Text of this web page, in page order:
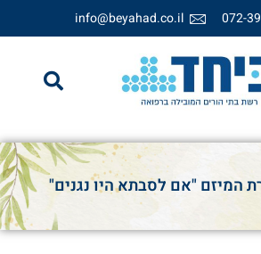
072-
info@beyahad.co.il
המיזם "אם לסבתא היו נגנים"